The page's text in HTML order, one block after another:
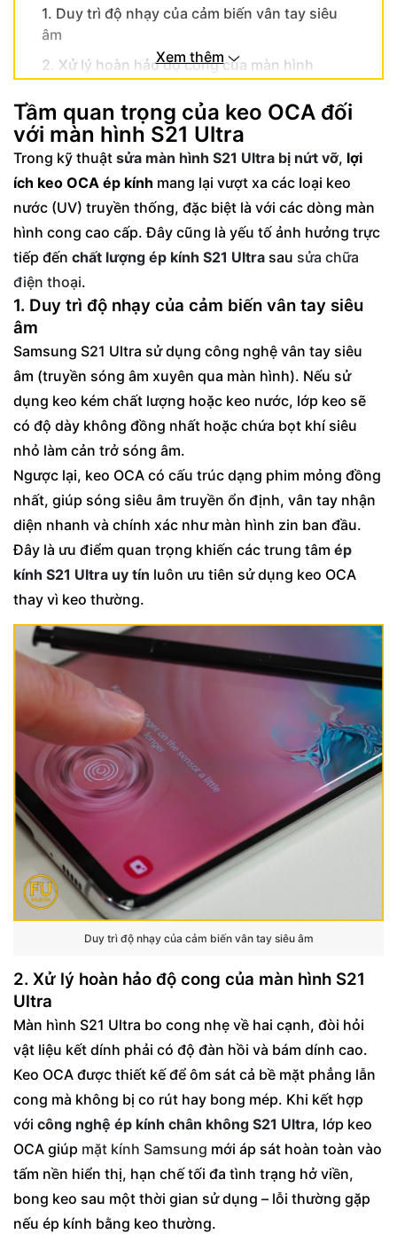
1. Duy trì độ nhạy của cảm biến vân tay siêu
âm
2. Xử lý hoàn hảo độ cong của màn hình
S21 Ultra
3. Đảm bảo chất lượng hiển thị Dynamic
AMOLED 2X
Rủi ro khi không sử dụng keo dán màn hình
S21 Ultra OCA
Xem thêm
Tầm quan trọng của keo OCA đối
với màn hình S21 Ultra
Trong kỹ thuật sửa màn hình S21 Ultra bị nứt vỡ, lợi
ích keo OCA ép kính mang lại vượt xa các loại keo
nước (UV) truyền thống, đặc biệt là với các dòng màn
hình cong cao cấp. Đây cũng là yếu tố ảnh hưởng trực
tiếp đến chất lượng ép kính S21 Ultra sau sửa chữa
điện thoại.
1. Duy trì độ nhạy của cảm biến vân tay siêu
âm
Samsung S21 Ultra sử dụng công nghệ vân tay siêu
âm (truyền sóng âm xuyên qua màn hình). Nếu sử
dụng keo kém chất lượng hoặc keo nước, lớp keo sẽ
có độ dày không đồng nhất hoặc chứa bọt khí siêu
nhỏ làm cản trở sóng âm.
Ngược lại, keo OCA có cấu trúc dạng phim mỏng đồng
nhất, giúp sóng siêu âm truyền ổn định, vân tay nhận
diện nhanh và chính xác như màn hình zin ban đầu.
Đây là ưu điểm quan trọng khiến các trung tâm ép
kính S21 Ultra uy tín luôn ưu tiên sử dụng keo OCA
thay vì keo thường.
Duy trì độ nhạy của cảm biến vân tay siêu âm
2. Xử lý hoàn hảo độ cong của màn hình S21
Ultra
Màn hình S21 Ultra bo cong nhẹ về hai cạnh, đòi hỏi
vật liệu kết dính phải có độ đàn hồi và bám dính cao.
Keo OCA được thiết kế để ôm sát cả bề mặt phẳng lẫn
cong mà không bị co rút hay bong mép. Khi kết hợp
với công nghệ ép kính chân không S21 Ultra, lớp keo
OCA giúp mặt kính Samsung mới áp sát hoàn toàn vào
tấm nền hiển thị, hạn chế tối đa tình trạng hở viền,
bong keo sau một thời gian sử dụng – lỗi thường gặp
nếu ép kính bằng keo thường.